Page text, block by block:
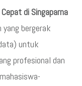
di Singaparna
bergerak
untuk
profesional dan